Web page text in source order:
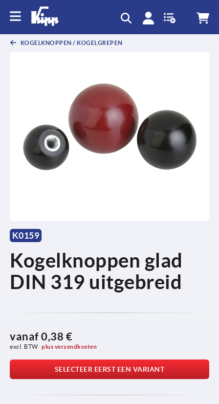
KOGELKNOPPEN / KOGELGREPEN
K0159
Kogelknoppen glad
DIN 319 uitgebreid
vanaf 0,38 €
excl. BTW plus verzendkosten
SELECTEER EERST EEN VARIANT